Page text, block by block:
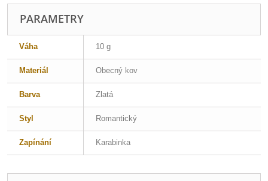
PARAMETRY
Váha 10 g
Materiál Obecný kov
Barva Zlatá
Styl Romantický
Zapínání Karabinka